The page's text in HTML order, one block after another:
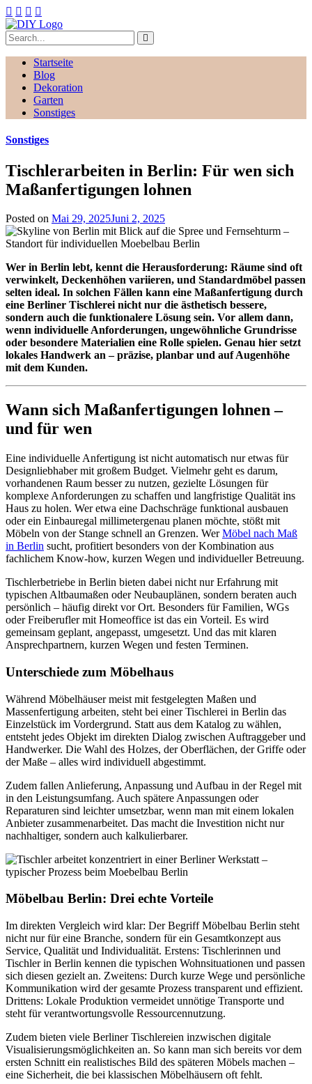
Startseite
Blog
Dekoration
Garten
Sonstiges
Sonstiges
Tischlerarbeiten in Berlin: Für wen sich
Maßanfertigungen lohnen
Posted on Mai 29, 2025Juni 2, 2025
Wer in Berlin lebt, kennt die Herausforderung: Räume sind oft
verwinkelt, Deckenhöhen variieren, und Standardmöbel passen
selten ideal. In solchen Fällen kann eine Maßanfertigung durch
eine Berliner Tischlerei nicht nur die ästhetisch bessere,
sondern auch die funktionalere Lösung sein. Vor allem dann,
wenn individuelle Anforderungen, ungewöhnliche Grundrisse
oder besondere Materialien eine Rolle spielen. Genau hier setzt
lokales Handwerk an – präzise, planbar und auf Augenhöhe
mit dem Kunden.
Wann sich Maßanfertigungen lohnen –
und für wen
Eine individuelle Anfertigung ist nicht automatisch nur etwas für
Designliebhaber mit großem Budget. Vielmehr geht es darum,
vorhandenen Raum besser zu nutzen, gezielte Lösungen für
komplexe Anforderungen zu schaffen und langfristige Qualität ins
Haus zu holen. Wer etwa eine Dachschräge funktional ausbauen
oder ein Einbauregal millimetergenau planen möchte, stößt mit
Möbeln von der Stange schnell an Grenzen. WerMöbel nach Maß
in Berlin sucht, profitiert besonders von der Kombination aus
fachlichem Know-how, kurzen Wegen und individueller Betreuung.
Tischlerbetriebe in Berlin bieten dabei nicht nur Erfahrung mit
typischen Altbaumaßen oder Neubauplänen, sondern beraten auch
persönlich – häufig direkt vor Ort. Besonders für Familien, WGs
oder Freiberufler mit Homeoffice ist das ein Vorteil. Es wird
gemeinsam geplant, angepasst, umgesetzt. Und das mit klaren
Ansprechpartnern, kurzen Wegen und festen Terminen.
Unterschiede zum Möbelhaus
Während Möbelhäuser meist mit festgelegten Maßen und
Massenfertigung arbeiten, steht bei einer Tischlerei in Berlin das
Einzelstück im Vordergrund. Statt aus dem Katalog zu wählen,
entsteht jedes Objekt im direkten Dialog zwischen Auftraggeber und
Handwerker. Die Wahl des Holzes, der Oberflächen, der Griffe oder
der Maße – alles wird individuell abgestimmt.
Zudem fallen Anlieferung, Anpassung und Aufbau in der Regel mit
in den Leistungsumfang. Auch spätere Anpassungen oder
Reparaturen sind leichter umsetzbar, wenn man mit einem lokalen
Anbieter zusammenarbeitet. Das macht die Investition nicht nur
nachhaltiger, sondern auch kalkulierbarer.
Möbelbau Berlin: Drei echte Vorteile
Im direkten Vergleich wird klar: Der Begriff Möbelbau Berlin steht
nicht nur für eine Branche, sondern für ein Gesamtkonzept aus
Service, Qualität und Individualität. Erstens: Tischlerinnen und
Tischler in Berlin kennen die typischen Wohnsituationen und passen
sich diesen gezielt an. Zweitens: Durch kurze Wege und persönliche
Kommunikation wird der gesamte Prozess transparent und effizient.
Drittens: Lokale Produktion vermeidet unnötige Transporte und
steht für verantwortungsvolle Ressourcennutzung.
Zudem bieten viele Berliner Tischlereien inzwischen digitale
Visualisierungsmöglichkeiten an. So kann man sich bereits vor dem
ersten Schnitt ein realistisches Bild des späteren Möbels machen –
eine Sicherheit, die bei klassischen Möbelhäusern oft fehlt.